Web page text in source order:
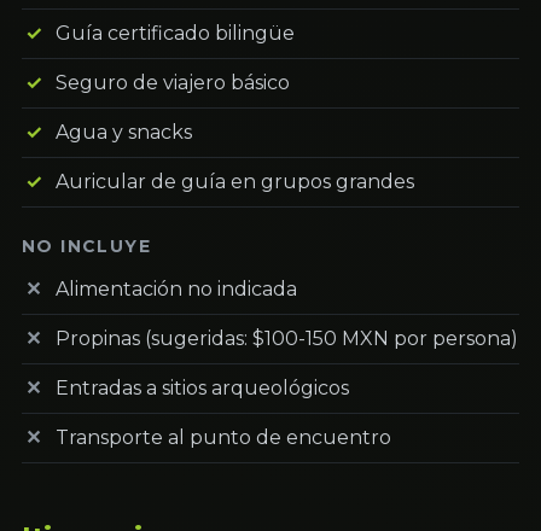
Guía certificado bilingüe
Seguro de viajero básico
Agua y snacks
Auricular de guía en grupos grandes
NO INCLUYE
Alimentación no indicada
Propinas (sugeridas: $100-150 MXN por persona)
Entradas a sitios arqueológicos
Transporte al punto de encuentro